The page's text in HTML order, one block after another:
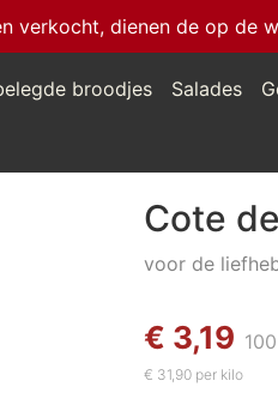
verkocht, dienen de op de
broodjes Salades
Cote
voor de
€ 3,19
€ 31,90 per kilo